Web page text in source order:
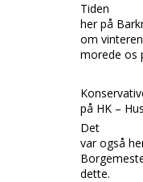
Tiden
her på
om
morede os
på HK –
Det
var også
dette.